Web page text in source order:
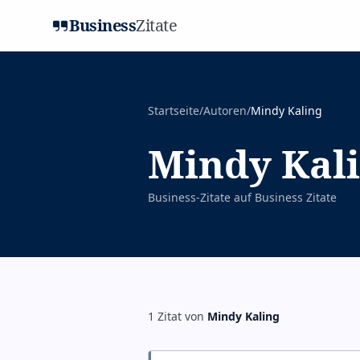
BusinessZitate
Startseite/Autoren/Mindy Kaling
Mindy
Business-Zitate auf Business Zitate
1 Zitat von Mindy Kaling